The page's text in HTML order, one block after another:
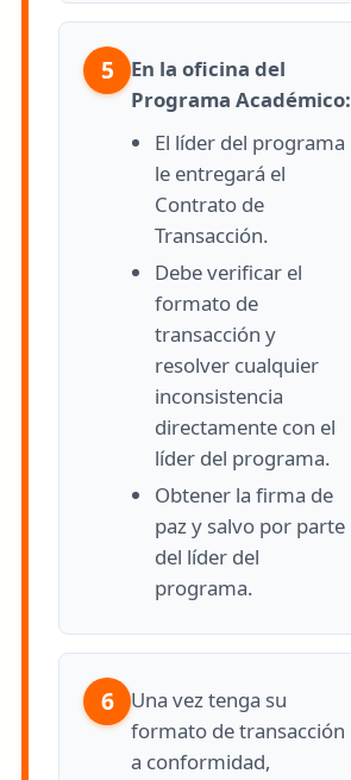
5
En la oficina del
Programa Académico:
El líder del programa
le entregará el
Contrato de
Transacción.
Debe verificar el
formato de
transacción y
resolver cualquier
inconsistencia
directamente con el
líder del programa.
Obtener la firma de
paz y salvo por parte
del líder del
programa.
6
Una vez tenga su
formato de transacción
a conformidad,